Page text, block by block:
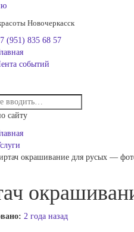
Новочеркасск
(951) 835 68 57
событий
сайту
окрашивание для русых —
2 года назад